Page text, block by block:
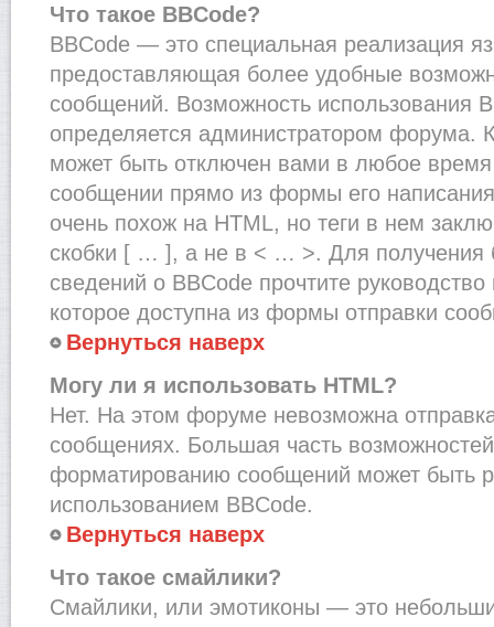
Что такое BBCode?
BBCode — это специальная реализация
предоставляющая более удобные
сообщений. Возможность использования
определяется администратором форума.
может быть отключен вами в любое
сообщении прямо из формы его
очень похож на HTML, но теги в нем
скобки [ … ], а не в < … >. Для получения
сведений о BBCode прочтите
которое доступна из формы отправки
Вернуться наверх
Могу ли я использовать HTML?
Нет. На этом форуме невозможна
сообщениях. Большая часть
форматированию сообщений может быть
использованием BBCode.
Вернуться наверх
Что такое смайлики?
Смайлики, или эмотиконы — это